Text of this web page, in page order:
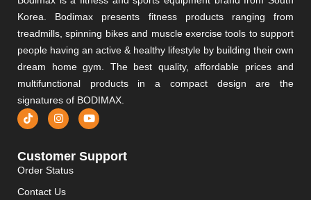
Korea. Bodimax presents fitness products ranging from
treadmills, spinning bikes and muscle exercise tools to support
people having an active & healthy lifestyle by building their own
dream home gym. The best quality, affordable prices and
multifunctional products in a compact design are the
signatures of BODIMAX.
Customer Support
Order Status
Contact Us